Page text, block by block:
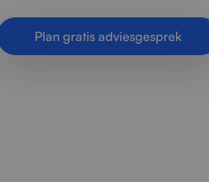
Plan gratis adviesgesprek